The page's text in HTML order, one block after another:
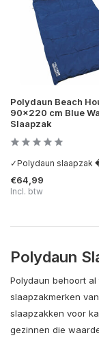
Polydaun Beach
90x220 cm Blue
Slaapzak
✓Polydaun slaapzak
€64,99
Incl. btw
Polydaun
Polydaun behoort
slaapzakmerken
slaapzakken voor
gezinnen die